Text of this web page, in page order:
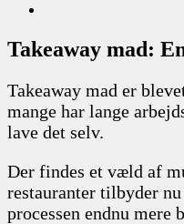
Takeaway mad:
Takeaway mad er
mange har lange
lave det selv.
Der findes et væld af
restauranter tilbyder
processen endnu mere